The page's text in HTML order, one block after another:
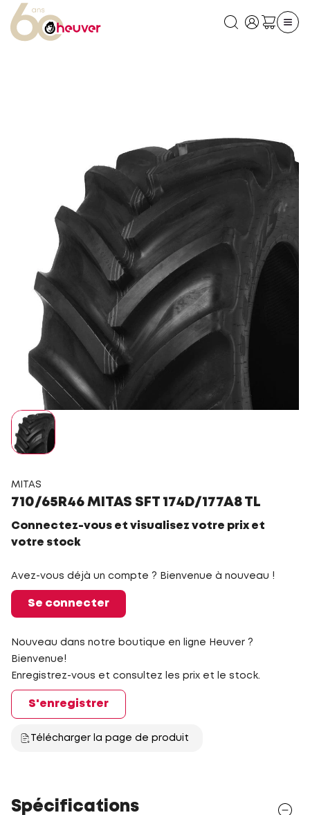
MITAS
710/65R46 MITAS SFT 174D/177A8 TL
Connectez-vous et visualisez votre prix et
votre stock
Avez-vous déjà un compte ? Bienvenue à nouveau !
Se connecter
Nouveau dans notre boutique en ligne Heuver ?
Bienvenue!
Enregistrez-vous et consultez les prix et le stock.
S'enregistrer
Télécharger la page de produit
Spécifications